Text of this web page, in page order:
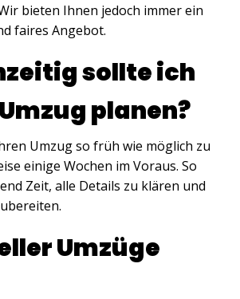
bieten Ihnen jedoch immer ein
faires Angebot.
sollte ich
planen?
Umzug so früh wie möglich zu
einige Wochen im Voraus. So
Zeit, alle Details zu klären und
Umzüge